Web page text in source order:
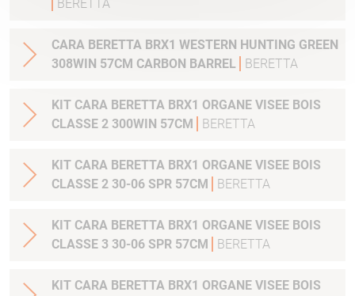
BERETTA
CARA BERETTA BRX1 WESTERN HUNTING GREEN
308WIN 57CM CARBON BARREL
BERETTA
KIT CARA BERETTA BRX1 ORGANE VISEE BOIS
CLASSE 2 300WIN 57CM
BERETTA
KIT CARA BERETTA BRX1 ORGANE VISEE BOIS
CLASSE 2 30-06 SPR 57CM
BERETTA
KIT CARA BERETTA BRX1 ORGANE VISEE BOIS
CLASSE 3 30-06 SPR 57CM
BERETTA
KIT CARA BERETTA BRX1 ORGANE VISEE BOIS